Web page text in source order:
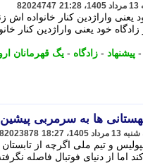
82024747
یعنی واراژدین کنار خانواده اش
خود یعنی واراژدین کنار
- پیشنهاد - زادگاه - یگ قهرمانان
82023878
و تیم ملی اگرچه از
اما از دنیای فوتبال فاصله